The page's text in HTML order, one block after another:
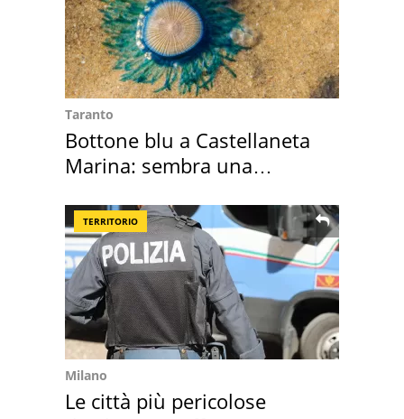
Taranto
Bottone blu a Castellaneta
Marina: sembra una
TERRITORIO
Milano
Le città più pericolose